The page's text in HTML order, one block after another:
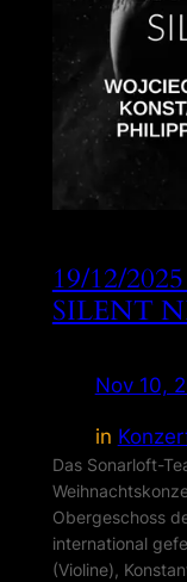
19/12/
SILENT
Nov 10,
in
Das Sonarloft-
Obergeschoss
international
(Violine),